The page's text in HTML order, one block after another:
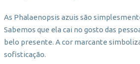
As Phalaenopsis azuis são
Sabemos que ela cai no gosto das
belo presente. A cor marcante
sofisticação.